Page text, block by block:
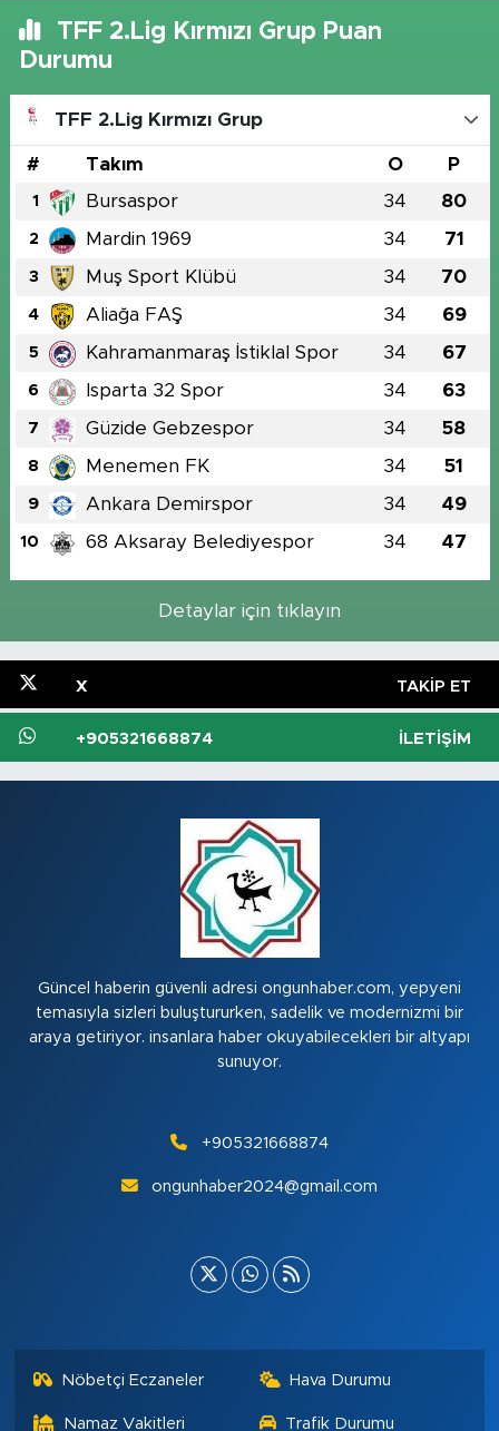
TFF 2.Lig Kırmızı Grup Puan
Durumu
TFF 2.Lig Kırmızı Grup
# Takım O P
1 Bursaspor 34 80
2 Mardin 1969 34 71
3 Muş Sport Klübü 34 70
4 Aliağa FAŞ 34 69
5 Kahramanmaraş İstiklal Spor 34 67
6 Isparta 32 Spor 34 63
7 Güzide Gebzespor 34 58
8 Menemen FK 34 51
9 Ankara Demirspor 34 49
10 68 Aksaray Belediyespor 34 47
Detaylar için tıklayın
X TAKIP ET
+905321668874 İLETIŞIM
Güncel haberin güvenli adresi ongunhaber.com, yepyeni
temasıyla sizleri buluştururken, sadelik ve modernizmi bir
araya getiriyor. insanlara haber okuyabilecekleri bir altyapı
sunuyor.
+905321668874
ongunhaber2024@gmail.com
Nöbetçi Eczaneler Hava Durumu
Namaz Vakitleri Trafik Durumu